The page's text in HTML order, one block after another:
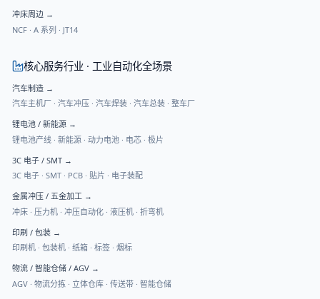
冲床周边→
NCF· A 系列 · JT14
核心服务行业 · 工业自动化全场景
汽车制造→
汽车主机厂 · 汽车冲压 · 汽车焊装 · 汽车总装 · 整车厂
锂电池 / 新能源→
锂电池产线 · 新能源 · 动力电池 · 电芯 · 极片
3C 电子 / SMT→
3C 电子 · SMT · PCB · 贴片 · 电子装配
金属冲压 / 五金加工→
冲床 · 压力机 · 冲压自动化 · 液压机 · 折弯机
印刷 / 包装→
印刷机 · 包装机 · 纸箱 · 标签 · 烟标
物流 / 智能仓储 / AGV→
AGV · 物流分拣 · 立体仓库 · 传送带 · 智能仓储